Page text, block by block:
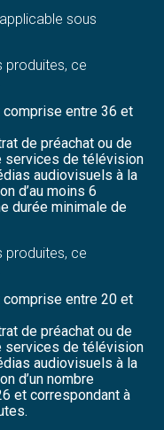
sous
produites, ce
entre 36 et
de préachat ou de
services de télévision
audiovisuels à la
d’au moins 6
durée minimale de
produites, ce
entre 20 et
de préachat ou de
services de télévision
audiovisuels à la
d’un nombre
et correspondant à